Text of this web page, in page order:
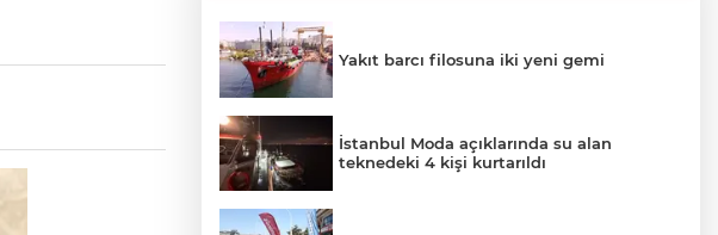
Yakıt barcı filosuna iki yeni gemi
İstanbul Moda açıklarında su alan
teknedeki 4 kişi kurtarıldı